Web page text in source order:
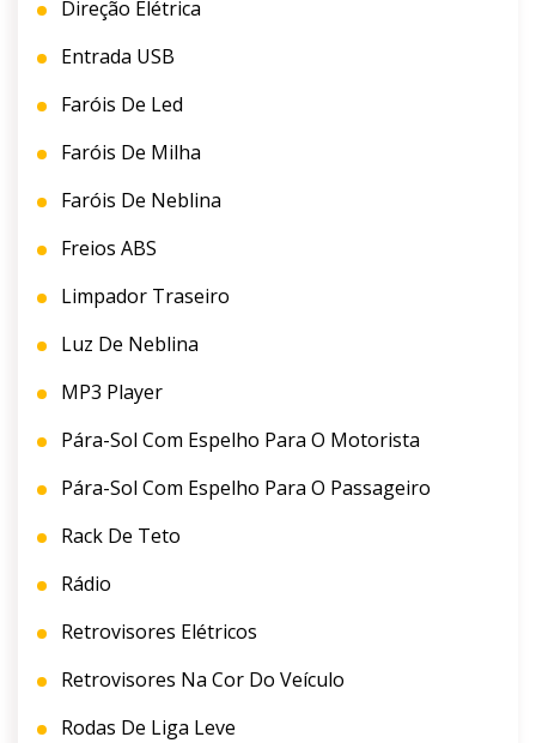
Direção Elétrica
Entrada USB
Faróis De Led
Faróis De Milha
Faróis De Neblina
Freios ABS
Limpador Traseiro
Luz De Neblina
MP3 Player
Pára-Sol Com Espelho Para O Motorista
Pára-Sol Com Espelho Para O Passageiro
Rack De Teto
Rádio
Retrovisores Elétricos
Retrovisores Na Cor Do Veículo
Rodas De Liga Leve